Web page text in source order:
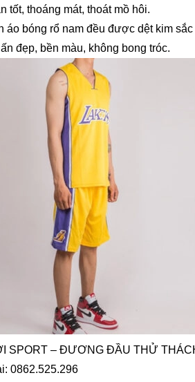
tốt, thoáng mát, thoát mồ hôi.
áo bóng rổ nam đều được dệt kim
đẹp, bền màu, không bong tróc.
SPORT – ĐƯƠNG ĐẦU THỬ
0862.525.296